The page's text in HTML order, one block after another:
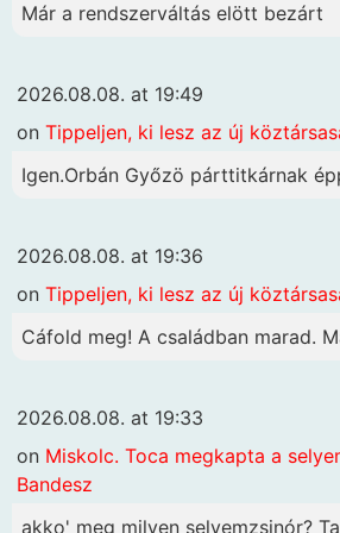
Már a rendszerváltás elött bezárt
2026.08.08. at 19:49
on Tippeljen, ki lesz az új
Igen.Orbán Győzö párttitkárnak
2026.08.08. at 19:36
on Tippeljen, ki lesz az új
Cáfold meg! A családban marad.
2026.08.08. at 19:33
on Miskolc. Toca megkapta a
Bandesz
akko' meg milyen selyemzsinór?